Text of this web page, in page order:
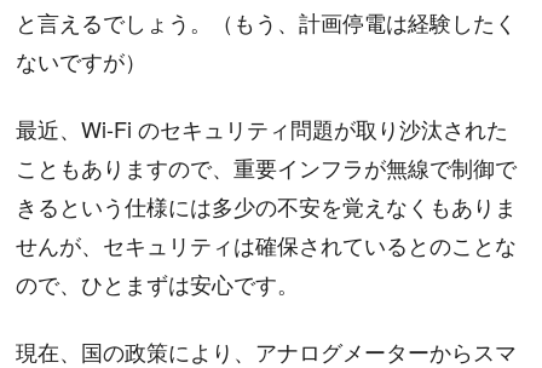
と言えるでしょう。（もう、計画停電は経験したく
ないですが）
最近、Wi-Fi のセキュリティ問題が取り沙汰された
こともありますので、重要インフラが無線で制御で
きるという仕様には多少の不安を覚えなくもありま
せんが、セキュリティは確保されているとのことな
ので、ひとまずは安心です。
現在、国の政策により、アナログメーターからスマ